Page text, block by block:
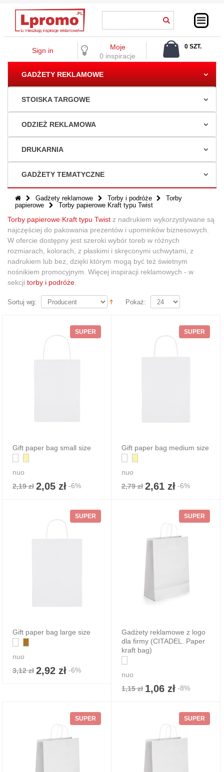
Sign in
Moje
0 inspiracje
0 SZT.
GADŻETY REKLAMOWE
STOISKA TARGOWE
ODZIEŻ REKLAMOWA
DRUKARNIA
GADŻETY TEMATYCZNE
Gadżety reklamowe Torby i podróże
Torby
papierowe
Torby papierowe Kraft typu Twist
Torby papierowe Kraft typu Twist z nadrukiem wykorzystywane są
najczęściej do pakowania prezentów i upominków biznesowych.
W ofercie dostępny jest szeroki wybór toreb w różnych
rozmiarach, kolorach, z płaskimi i skręconymi uchwytami, z
nadrukiem lub bez, dzięki którym mogą być też świetnym
nośnikiem promocyjnym. Więcej inspiracji reklamowych - w
sekcji torby i podróże
Sortuj wg: Pokaż:
SUPER
Gift paper bag small size
nuo
2,19 zł 2,05 zł -6%
SUPER
Gift paper bag medium size
nuo
2,79 zł 2,61 zł -6%
SUPER
Gift paper bag large size
nuo
3,12 zł 2,92 zł -6%
SUPER
Gadżety reklamowe z logo
dla firmy (CITADEL. Paper
kraft bag)
nuo
1,15 zł 1,06 zł -8%
SUPER SUPER